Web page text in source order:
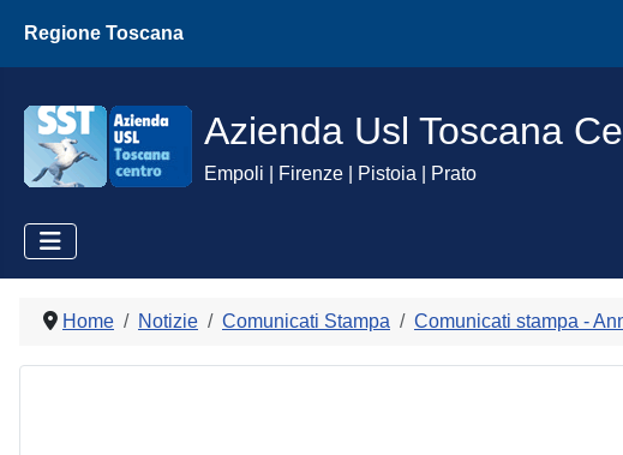
Regione Toscana
Azienda Usl Toscana
Empoli | Firenze | Pistoia | Prato
Home Notizie Comunicati Stampa Comunicati stampa -